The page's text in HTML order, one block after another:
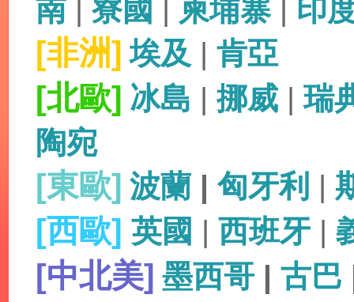
南 | 寮國 | 柬埔寨| 印
[非洲] 埃及 | 肯亞
[北歐] 冰島 |挪威 |瑞
陶宛
[東歐] 波蘭 | 匈牙利 |
[西歐] 英國 | 西班牙 |
[中北美] 墨西哥 | 古巴